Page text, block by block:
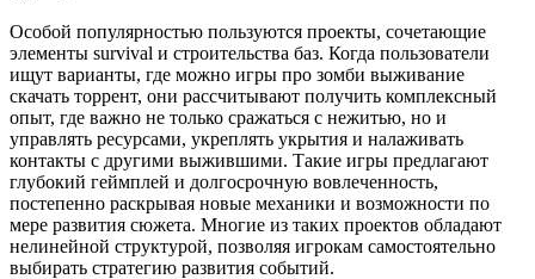
Особой популярностью пользуются проекты, сочетающие
элементы survival и строительства баз. Когда пользователи
ищут варианты, где можно игры про зомби выживание
скачать торрент, они рассчитывают получить комплексный
опыт, где важно не только сражаться с нежитью, но и
управлять ресурсами, укреплять укрытия и налаживать
контакты с другими выжившими. Такие игры предлагают
глубокий геймплей и долгосрочную вовлеченность,
постепенно раскрывая новые механики и возможности по
мере развития сюжета. Многие из таких проектов обладают
нелинейной структурой, позволяя игрокам самостоятельно
выбирать стратегию развития событий.